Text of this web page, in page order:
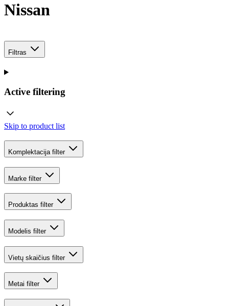
Nissan
Filtras
Active filtering
Skip to product list
Komplektacija filter
Marke filter
Produktas filter
Modelis filter
Vietų skaičius filter
Metai filter